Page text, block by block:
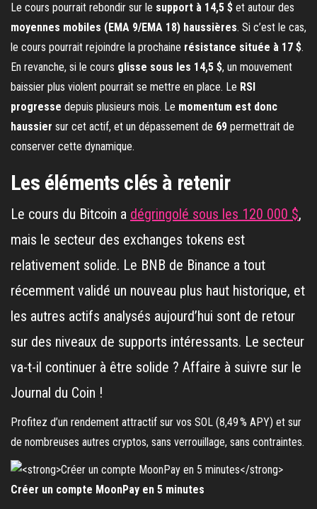
Le cours pourrait rebondir sur le support à 14,5 $ et autour des
moyennes mobiles (EMA 9/EMA 18) haussières. Si c’est le cas,
le cours pourrait rejoindre la prochaine résistance située à 17 $.
En revanche, si le cours glisse sous les 14,5 $, un mouvement
baissier plus violent pourrait se mettre en place. Le RSI
progresse depuis plusieurs mois. Le momentum est donc
haussier sur cet actif, et un dépassement de 69 permettrait de
conserver cette dynamique.
Les éléments clés à retenir
Le cours du Bitcoin a dégringolé sous les 120 000 $,
mais le secteur des exchanges tokens est
relativement solide. Le BNB de Binance a tout
récemment validé un nouveau plus haut historique, et
les autres actifs analysés aujourd’hui sont de retour
sur des niveaux de supports intéressants. Le secteur
va-t-il continuer à être solide ? Affaire à suivre sur le
Journal du Coin !
Profitez d’un rendement attractif sur vos SOL (8,49 % APY) et sur
de nombreuses autres cryptos, sans verrouillage, sans contraintes.
Créer un compte MoonPay en 5 minutes